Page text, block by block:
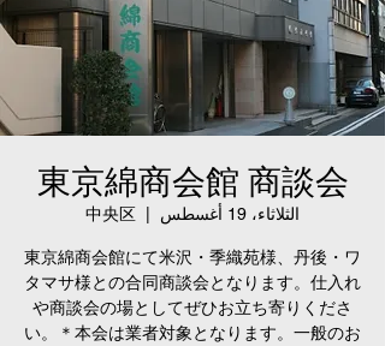
東京綿商会館 商談会
الثلاثاء، 19 أغسطس 中央区
東京綿商会館にて米沢・季織苑様、丹後・ワ
タマサ様との合同商談会となります。仕入れ
や商談会の場としてぜひお立ち寄りくださ
い。＊本会は業者対象となります。一般のお